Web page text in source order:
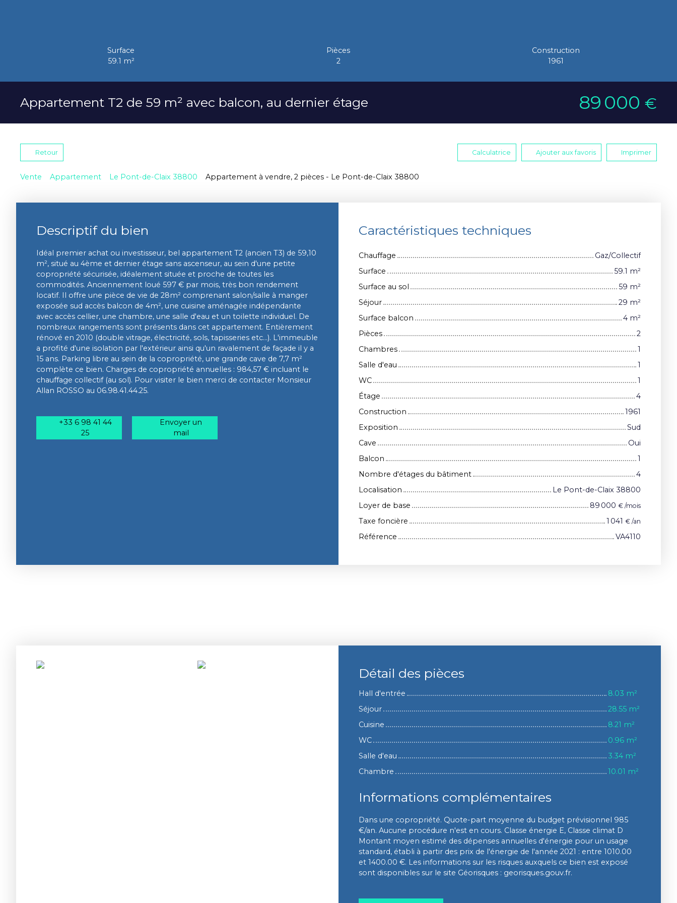
Surface
59.1 m²
Pièces
2
Construction
1961
Appartement T2 de 59 m² avec balcon, au dernier étage 89 000 €
Retour Calculatrice Ajouter aux favoris Imprimer
Vente Appartement Le Pont-de-Claix 38800 Appartement à vendre, 2 pièces - Le Pont-de-Claix 38800
Descriptif du bien
Idéal premier achat ou investisseur, bel appartement T2 (ancien T3) de 59,10
m², situé au 4ème et dernier étage sans ascenseur, au sein d'une petite
copropriété sécurisée, idéalement située et proche de toutes les
commodités. Anciennement loué 597 € par mois, très bon rendement
locatif. Il offre une pièce de vie de 28m² comprenant salon/salle à manger
exposée sud accès balcon de 4m², une cuisine aménagée indépendante
avec accès cellier, une chambre, une salle d'eau et un toilette individuel. De
nombreux rangements sont présents dans cet appartement. Entièrement
rénové en 2010 (double vitrage, électricité, sols, tapisseries etc...). L'immeuble
a profité d'une isolation par l'extérieur ainsi qu'un ravalement de façade il y a
15 ans. Parking libre au sein de la copropriété, une grande cave de 7,7 m²
complète ce bien. Charges de copropriété annuelles : 984,57 € incluant le
chauffage collectif (au sol). Pour visiter le bien merci de contacter Monsieur
Allan ROSSO au 06.98.41.44.25.
+33 6 98 41 44
25
Envoyer un
mail
Caractéristiques techniques
Chauffage
Gaz/Collectif
Surface
59.1 m²
Surface au sol
59 m²
Séjour
29 m²
Surface balcon
4 m²
Pièces
2
Chambres
1
Salle d'eau
1
WC
1
Étage
4
Construction
1961
Exposition
Sud
Cave
Oui
Balcon
1
Nombre d'étages du bâtiment
4
Localisation
Le Pont-de-Claix 38800
Loyer de base
89 000 € /mois
Taxe foncière 1 041 € /an
Référence VA4110
Détail des pièces
Hall d'entrée
8.03 m²
Séjour
28.55 m²
Cuisine
8.21 m²
WC
0.96 m²
Salle d'eau
3.34 m²
Chambre
10.01 m²
Informations complémentaires
Dans une copropriété. Quote-part moyenne du budget prévisionnel 985
€/an. Aucune procédure n'est en cours. Classe énergie E, Classe climat D
Montant moyen estimé des dépenses annuelles d'énergie pour un usage
standard, établi à partir des prix de l'énergie de l'année 2021 : entre 1010.00
et 1400.00 €. Les informations sur les risques auxquels ce bien est exposé
sont disponibles sur le site Géorisques : georisques.gouv.fr.